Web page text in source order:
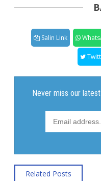
Salin Link
Related Posts